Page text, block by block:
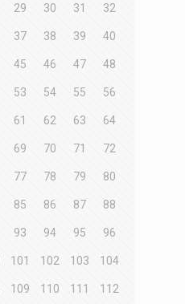
29 30 31 32
37 38 39 40
45 46 47 48
53 54 55 56
61 62 63 64
69 70 71 72
77 78 79 80
85 86 87 88
93 94 95 96
101 102 103 104
109 110 111 112